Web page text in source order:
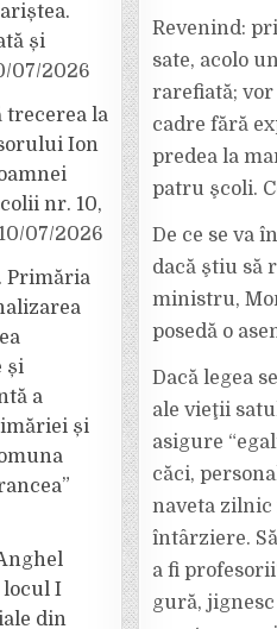
Revenind:
sate, acolo
rarefiată;
cadre fără
predea la
patru şcoli.
De ce se va
dacă ştiu să
ministru,
posedă o
Dacă legea
ale vieţii
asigure
căci,
naveta zilnic
întârziere.
a fi
gură,
și
07/2026
trecerea la
Ion
nr. 10,
10/07/2026
Primăria
și
a
și
locul I
din